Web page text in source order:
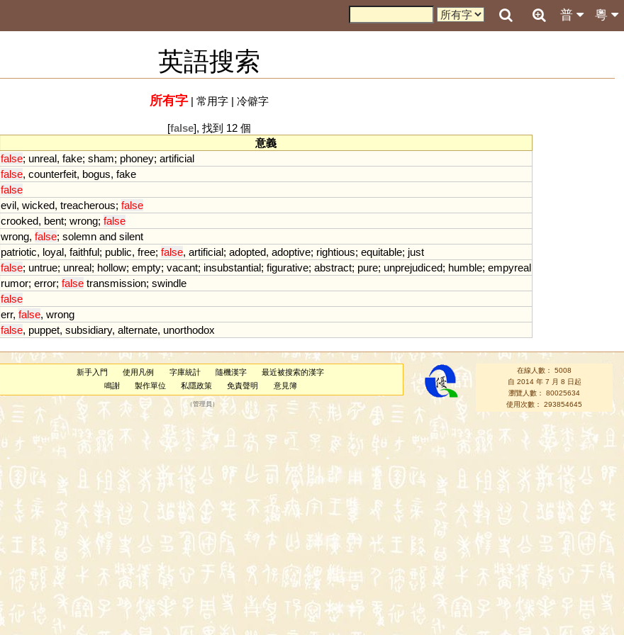
粵
普
英語搜索
所有字| 常用字| 冷僻字
[false], 找到 12 個
意義
false; unreal, fake; sham; phoney; artificial
false, counterfeit, bogus, fake
false
evil, wicked, treacherous; false
crooked, bent; wrong; false
wrong, false; solemn and silent
patriotic, loyal, faithful; public, free; false, artificial; adopted, adoptive; rightious; equitable; just
false; untrue; unreal; hollow; empty; vacant; insubstantial; figurative; abstract; pure; unprejudiced; humble; empyreal
rumor; error; false transmission; swindle
false
err, false, wrong
false, puppet, subsidiary, alternate, unorthodox
新手入門 使用凡例 字庫統計 隨機漢字
最近被搜索的漢字
鳴謝
製作單位 私隱政策 免責聲明 意見簿
（管理員）
在線人數： 5008
自 2014 年 7 月 8 日起
瀏覽人數： 80025634
使用次數： 293854645